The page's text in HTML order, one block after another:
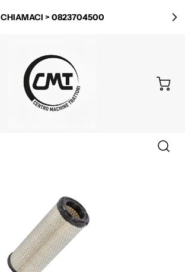
CHIAMACI > 0823704500